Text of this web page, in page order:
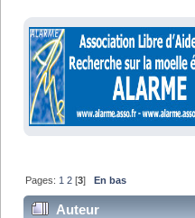
Pages: 1 2 [3] En bas
Auteur